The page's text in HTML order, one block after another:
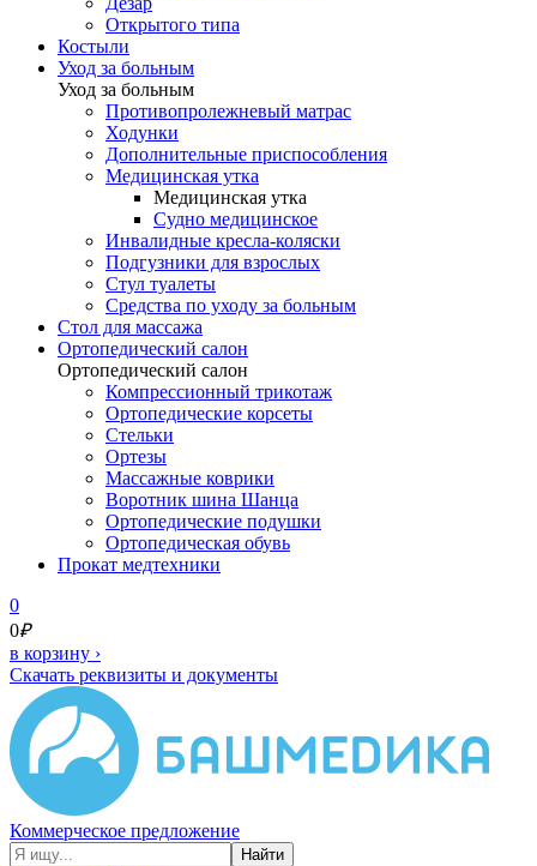
Открытого типа
Костыли
Уход за больным
Уход за больным
Противопролежневый матрас
Ходунки
Дополнительные приспособления
Медицинская утка
Медицинская утка
Судно медицинское
Инвалидные кресла-коляски
Подгузники для взрослых
Стул туалеты
Средства по уходу за больным
Cтол для массажа
Ортопедический салон
Ортопедический салон
Компрессионный трикотаж
Ортопедические корсеты
Стельки
Ортезы
Массажные коврики
Воротник шина Шанца
Ортопедические подушки
Ортопедическая обувь
Прокат медтехники
0
0₽
в корзину ›
Скачать реквизиты и документы
Коммерческое предложение
Найти